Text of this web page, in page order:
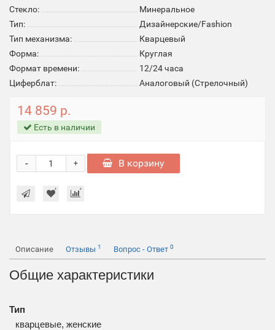
Стекло:
Минеральное
Тип:
Дизайнерские/Fashion
Тип механизма:
Кварцевый
Форма:
Круглая
Формат времени:
12/24 часа
Циферблат:
Аналоговый (Стрелочный)
14 859 р.
Есть в наличии
+
- В корзину
Описание Отзывы 1 Вопрос - Ответ 0
Общие характеристики
Тип
кварцевые, женские